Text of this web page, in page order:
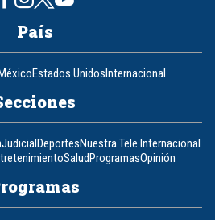
País
Estados UnidosInternacional
JudicialDeportesNuestra Tele Internacional
SaludProgramasOpinión